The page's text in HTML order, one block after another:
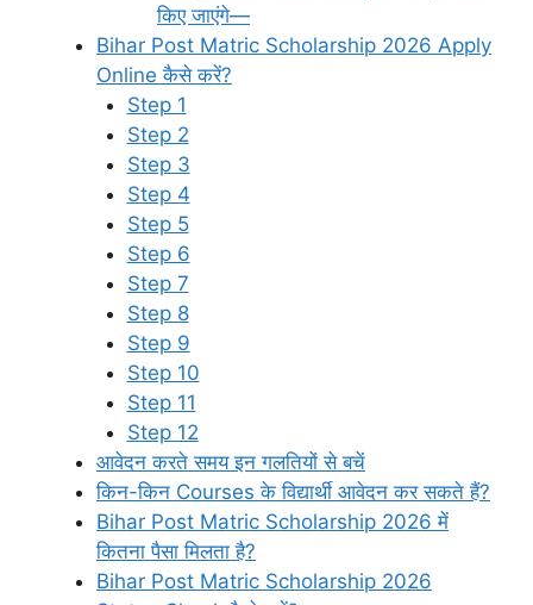
किए जाएंगे—
Bihar Post Matric Scholarship 2026 Apply
Online कैसे करें?
Step 1
Step 2
Step 3
Step 4
Step 5
Step 6
Step 7
Step 8
Step 9
Step 10
Step 11
Step 12
आवेदन करते समय इन गलतियों से बचें
किन-किन Courses के विद्यार्थी आवेदन कर सकते हैं?
Bihar Post Matric Scholarship 2026 में
कितना पैसा मिलता है?
Bihar Post Matric Scholarship 2026